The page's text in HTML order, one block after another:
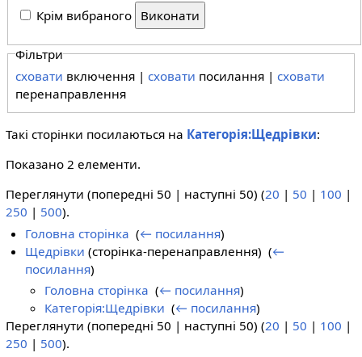
Крім вибраного
Фільтри
сховати включення |сховати посилання |сховати
перенаправлення
Такі сторінки посилаються на Категорія:Щедрівки:
Показано 2 елементи.
Переглянути (попередні 50 | наступні 50) (20 | 50 | 100 |
250 | 500).
Головна сторінка ‎(← посилання)
Щедрівки (сторінка-перенаправлення) ‎(←
посилання)
Головна сторінка ‎(← посилання)
Категорія:Щедрівки ‎(← посилання)
Переглянути (попередні 50 | наступні 50) (20 | 50 | 100 |
250 | 500).